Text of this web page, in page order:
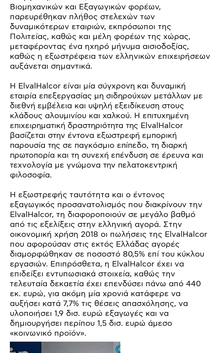
Βιομηχανικών και Εξαγωγικών φορέων,
παρευρέθηκαν πλήθος στελεχών των
δυναμικότερων εταιριών, εκπρόσωποι της
Πολιτείας, καθώς και μέλη φορέων της χώρας,
μεταφέροντας ένα ηχηρό μήνυμα αισιοδοξίας,
καθώς η εξωστρέφεια των ελληνικών επιχειρήσεων
αυξάνεται σημαντικά.
Η ElvalHalcor είναι μία σύγχρονη και δυναμική
εταιρία επεξεργασίας μη σιδηρούχων μετάλλων με
διεθνή εμβέλεια και υψηλή εξειδίκευση στους
κλάδους αλουμινίου και χαλκού. Η επιτυχημένη
επιχειρηματική δραστηριότητα της ElvalHalcor
βασίζεται στην έντονα εξωστρεφή εμπορική
παρουσία της σε παγκόσμιο επίπεδο, τη διαρκή
πρωτοπορία και τη συνεχή επένδυση σε έρευνα και
τεχνολογία με γνώμονα την πελατοκεντρική
φιλοσοφία.
Η εξωστρεφής ταυτότητα και ο έντονος
εξαγωγικός προσανατολισμός που διακρίνουν την
ElvalHalcor, τη διαφοροποιούν σε μεγάλο βαθμό
από τις εξελίξεις στην ελληνική αγορά. Στην
οικονομική χρήση 2018 οι πωλήσεις της ElvalHalcor
που αφορούσαν στις εκτός Ελλάδας αγορές
διαμορφώθηκαν σε ποσοστό 80,5% επί του κύκλου
εργασιών. Επιπρόσθετα, η ElvalHalcor έχει να
επιδείξει εντυπωσιακά στοιχεία, καθώς την
τελευταία δεκαετία έχει επενδύσει πάνω από 440
εκ. ευρώ, για ακόμη μία χρονιά κατάφερε να
αυξήσει κατά 7,7% τις θέσεις απασχόλησης, να
υλοποιήσει 1,9 δισ. ευρώ εξαγωγές και να
δημιουργήσει περίπου 1,5 δισ. ευρώ άμεσο
«κοινωνικό προϊόν».